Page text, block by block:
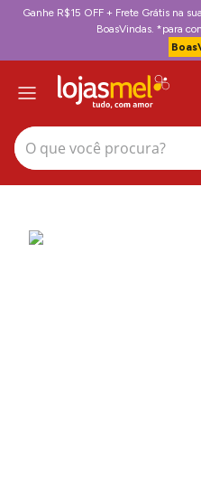
Ganhe R$15 OFF + Frete Grátis na
BoasVindas. *para
O que você procura?